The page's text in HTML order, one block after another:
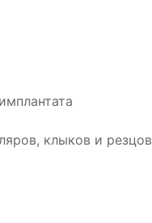
клыков и резцов